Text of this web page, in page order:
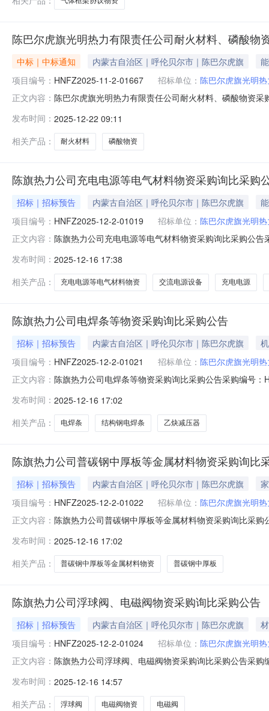
陈巴尔虎旗光明热力有限责任公司耐火材料、磷酸物
中标｜中标通知 内蒙古自治区｜呼伦贝尔市｜陈巴尔虎旗
项目编号： HNFZ2025-11-2-01667 招标单位： 陈巴尔虎旗光明
正文内容： 陈巴尔虎旗光明热力有限责任公司耐火材料、磷酸物资
发布时间： 2025-12-22 09:11
相关产品：
耐火材料 磷酸物资
陈旗热力公司充电电源等电气材料物资采购询比采购
招标｜招标预告 内蒙古自治区｜呼伦贝尔市｜陈巴尔虎旗
项目编号： HNFZ2025-12-2-01019 招标单位： 陈巴尔虎旗光明
正文内容： 陈旗热力公司充电电源等电气材料物资采购询比采购公
号计划号物料编码物料描述物料组物料组名称采购明细
位交货地址用途及说明
发布时间： 2025-12-16 17:38
相关产品：
充电电源等电气材料物资 交流电源设备 充电电源
陈旗热力公司电焊条等物资采购询比采购公告
招标｜招标预告 内蒙古自治区｜呼伦贝尔市｜陈巴尔虎旗
项目编号： HNFZ2025-12-2-01021 招标单位： 陈巴尔虎旗光明
正文内容： 陈旗热力公司电焊条等物资采购询比采购公告采购编号
物料组名称采购明细数量计量单位计量单位描述标段或
1X5212512000610
发布时间： 2025-12-16 17:02
相关产品：
电焊条 结构钢电焊条 乙炔减压器
陈旗热力公司普碳钢中厚板等金属材料物资采购询比
招标｜招标预告 内蒙古自治区｜呼伦贝尔市｜陈巴尔虎旗
项目编号： HNFZ2025-12-2-01022 招标单位： 陈巴尔虎旗光明
正文内容： 陈旗热力公司普碳钢中厚板等金属材料物资采购询比采
2.2采购范围序号计划号物料编码物料描述物料组物料组
安装时间需求单位交货地
发布时间： 2025-12-16 17:02
相关产品：
普碳钢中厚板等金属材料物资 普碳钢中厚板
陈旗热力公司浮球阀、电磁阀物资采购询比采购公告
招标｜招标预告 内蒙古自治区｜呼伦贝尔市｜陈巴尔虎旗
项目编号： HNFZ2025-12-2-01024 招标单位： 陈巴尔虎旗光明
正文内容： 陈旗热力公司浮球阀、电磁阀物资采购询比采购公告采
物料编码物料描述物料组物料组名称采购明细数量计量
址用途及说明1X52
发布时间： 2025-12-16 14:57
相关产品：
浮球阀 电磁阀物资 电磁阀